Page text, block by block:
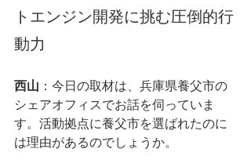
トエンジン開発に挑む圧倒的行
動力
西山 ：今日の取材は、兵庫県養父市の
シェアオフィスでお話を伺っていま
す。活動拠点に養父市を選ばれたのに
は理由があるのでしょうか。